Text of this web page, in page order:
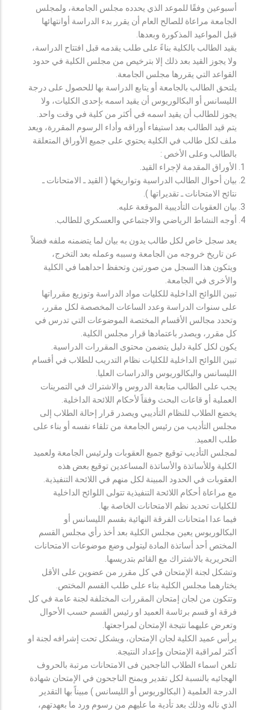
أسبوعين وفقًا للموعد الذي يحدده مجلس الجامعة، ولمجلس
الجامعة مراعاة للصالح العام أن يقرر بدء الدراسة أوانتهائها
قبل المواعيد المذكورة وبعدها.
يقيد الطالب بالكلية بناءً على طلب يقدمه قبل افتتاح الدراسة،
ولا يجوز القيد بعد ذلك إلا بترخيص من مجلس الكلية في حدود
القواعد التي يقررها مجلس الجامعة.
يلتحق الطالب بالجامعة أو يتابع الدراسة بها للحصول على درجة
الليسانس أو البكالوريوس أن يقيد اسمه بإحدى الكليات، ولا
يجوز للطالب أن يقيد اسمه في أكثر من كلية في وقت واحد.
يتم قيد الطالب بعد استيفاء أوراقه وأداء الرسوم المقررة، ويعد
ملف لكل طالب في الكلية يحتوي على جميع الأوراق المتعلقة
بالطالب وعلى الأخص :
الأوراق المقدمة لإجراء القيد.
بيان أحوال الطالب الدراسية وتواريخها ( القيد ـ الامتحانات ـ
نتائح الامتحانات ـ تقديراتها ).
بيان العقوبات التأديبية الموقعة عليه.
أوجه النشاط الرياضي والاجتماعي والعسكري للطالب.
يعد سجل خاص لكل طالب يدون به بيان لما يتضمنه ملفه فضلاً
عن تاريخ خروجه من الجامعة وسببه وعمله بعد التخرج،
ويتكون هذا السجل من صورتين وتحفظ احداهما في الكلية
والأخرى في الجامعة.
تبين اللوائح الداخلية للكليات مواد الدراسة وتوزيع مقرراتها
على سنوات الدراسة وعدد الساعات المخصصة لكل مقرر،
وتحدد مجالس الأقسام المختصة الموضوعات التي تدرس في
كل مقرر، ويصدر باعتمادها قرار مجلس الكلية.
يكون لكل كلية دليل يتضمن محتوى المقررات الدراسية.
تبين اللوائح الداخلية للكليات نظام التدريب للطلاب في أقسام
الليسانس والبكالوريوس والدراسات العليا.
يجب على الطالب متابعة الدروس والاشتراك في التمرينات
العملية أو قاعات البحث وفقاً لأحكام اللائحة الداخلية.
يخضع الطلاب للنظام التأديبي ويصدر قرار إحالة الطلاب إلى
مجلس التأديب من رئيس الجامعة من تلقاء نفسه أو بناء على
طلب العميد.
لمجلس التأديب توقيع جميع العقوبات ولرئيس الجامعة ولعميد
الكلية وللأساتذة والأساتذة المساعدين توقيع بعض هذه
العقوبات في الحدود المبينة لكل منهم في اللائحة التنفيذية.
مع مراعاة أحكام اللائحة التنفيذية تتولى اللوائح الداخلية
للكليات تحديد نظم الامتحانات الخاصة بها.
فيما عدا امتحانات الفرقة النهائية بقسم الليسانس أو
البكالوريوس يعين مجلس الكلية بعد أخذ رأي مجلس القسم
المختص أحد أساتذة المادة ليتولى وضع موضوعات الامتحانات
التحريرية بالاشتراك مع القائم بتدريسها.
وتشكل لجنة الإمتحان في كل مقرر من عضوين على الأقل
يختارهما مجلس الكلية بناء على طلب القسم المختص.
وتتكون من لجان إمتحان المقررات المختلفة لجنة عامة في كل
فرقة او قسم برئاسة العميد او رئيس القسم حسب الأحوال
وتعرض عليهما نتيجة الإمتحان لمراجعتها.
يرأس عميد الكلية لجان الإمتحان، ويشكل تحت إشرافه لجنة او
أكثر لمراقبة الإمتحان وإعداد النتيجة.
تلعن اسماء الطلاب الناجحين فى الامتحانات مرتبة بالحروف
الهجائيه بالنسبة لكل تقدير ويمنح الناجحون في الإمتحان شهادة
الدرجة العلمية ( البكالوريوس أو الليسانس ) مبيناً بها التقدير
الذي ناله وذلك بعد تأدية ما عليهم من رسوم ورد ما بعهدتهم،